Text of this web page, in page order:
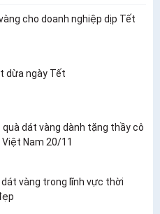
cho doanh nghiệp dịp Tết
dừa ngày Tết
dát vàng dành tặng thầy cô
Việt Nam 20/11
vàng trong lĩnh vực thời